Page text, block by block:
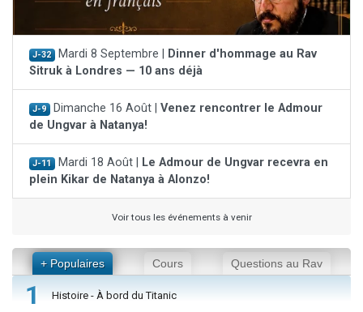
J-32 Mardi 8 Septembre |
Dinner d'hommage au Rav
Sitruk à Londres — 10 ans déjà
J-9 Dimanche 16 Août | Venez rencontrer le Admour
de Ungvar à Natanya!
J-11 Mardi 18 Août |
Le Admour de Ungvar recevra en
plein Kikar de Natanya à Alonzo!
Voir tous les événements à venir
+ Populaires Cours Questions au Rav
1 Histoire - À bord du Titanic